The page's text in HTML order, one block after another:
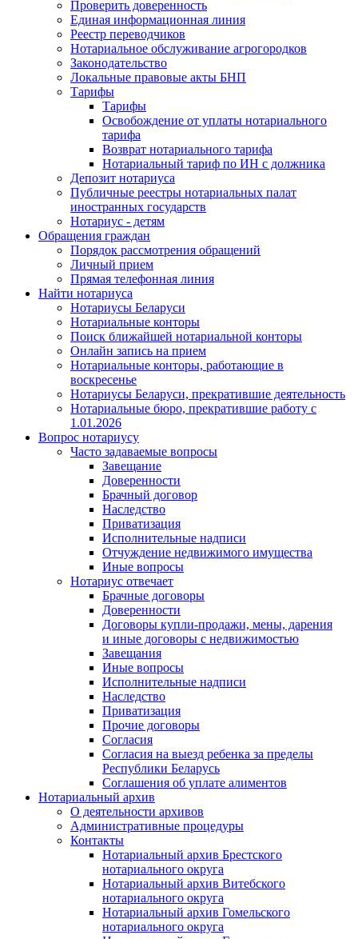
Проверить доверенность
Единая информационная линия
Реестр переводчиков
Нотариальное обслуживание агрогородков
Законодательство
Локальные правовые акты БНП
Тарифы
Тарифы
Освобождение от уплаты нотариального
тарифа
Возврат нотариального тарифа
Нотариальный тариф по ИН с должника
Депозит нотариуса
Публичные реестры нотариальных палат
иностранных государств
Нотариус - детям
Обращения граждан
Порядок рассмотрения обращений
Личный прием
Прямая телефонная линия
Найти нотариуса
Нотариусы Беларуси
Нотариальные конторы
Поиск ближайшей нотариальной конторы
Онлайн запись на прием
Нотариальные конторы, работающие в
воскресенье
Нотариусы Беларуси, прекратившие деятельность
Нотариальные бюро, прекратившие работу с
1.01.2026
Вопрос нотариусу
Часто задаваемые вопросы
Завещание
Доверенности
Брачный договор
Наследство
Приватизация
Исполнительные надписи
Отчуждение недвижимого имущества
Иные вопросы
Нотариус отвечает
Брачные договоры
Доверенности
Договоры купли-продажи, мены, дарения
и иные договоры с недвижимостью
Завещания
Иные вопросы
Исполнительные надписи
Наследство
Приватизация
Прочие договоры
Согласия
Согласия на выезд ребенка за пределы
Республики Беларусь
Соглашения об уплате алиментов
Нотариальный архив
О деятельности архивов
Административные процедуры
Контакты
Нотариальный архив Брестского
нотариального округа
Нотариальный архив Витебского
нотариального округа
Нотариальный архив Гомельского
нотариального округа